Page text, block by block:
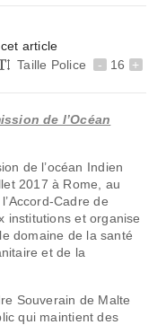
article
Taille Police
- 16 +
de l’Océan
de l’océan Indien
2017 à Rome, au
Cadre de
institutions et organise
domaine de la santé
et de la
Souverain de Malte
qui maintient des